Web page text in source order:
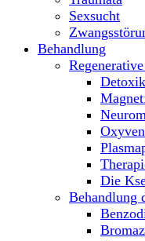
Sexsucht
Behandlung
Die
Behandlung